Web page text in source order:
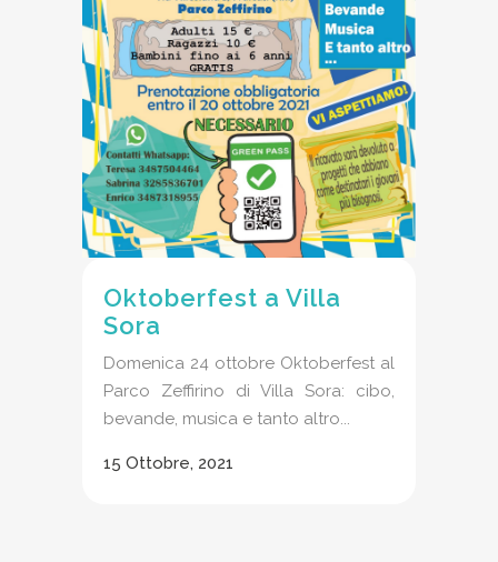
Oktoberfest a Villa
Sora
Domenica 24 ottobre Oktoberfest al
Parco Zeffirino di Villa Sora: cibo,
bevande, musica e tanto altro...
15 Ottobre, 2021